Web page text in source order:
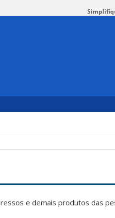
e demais produtos das